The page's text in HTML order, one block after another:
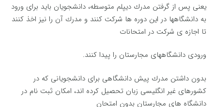
یعنی پس از گرفتن مدرك دیپلم متوسطه، دانشجویان باید برای ورود
به دانشگاهها در این دوره ها شركت كنند و مدرك آن را نیز اخذ كنند
تا اجازه ی شركت در امتحانات
ورودی دانشگاههای مجارستان را پیدا كنند.
بدون داشتن مدرك پیش دانشگاهی برای دانشجویانی که در
کشورهای غیر انگلیسی زبان تحصیل کرده اند، امکان ثبت نام در
دانشگاه های مجارستان بدون امتحان